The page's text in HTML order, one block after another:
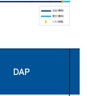
DAP